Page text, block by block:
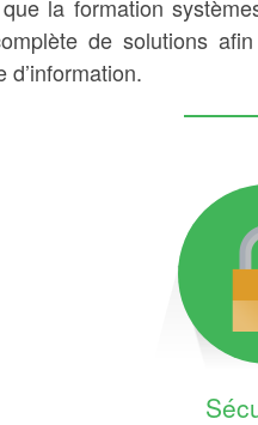
la formation
de solutions
d’information.